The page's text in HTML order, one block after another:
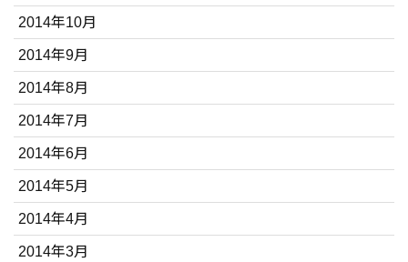
2014年10月
2014年9月
2014年8月
2014年7月
2014年6月
2014年5月
2014年4月
2014年3月